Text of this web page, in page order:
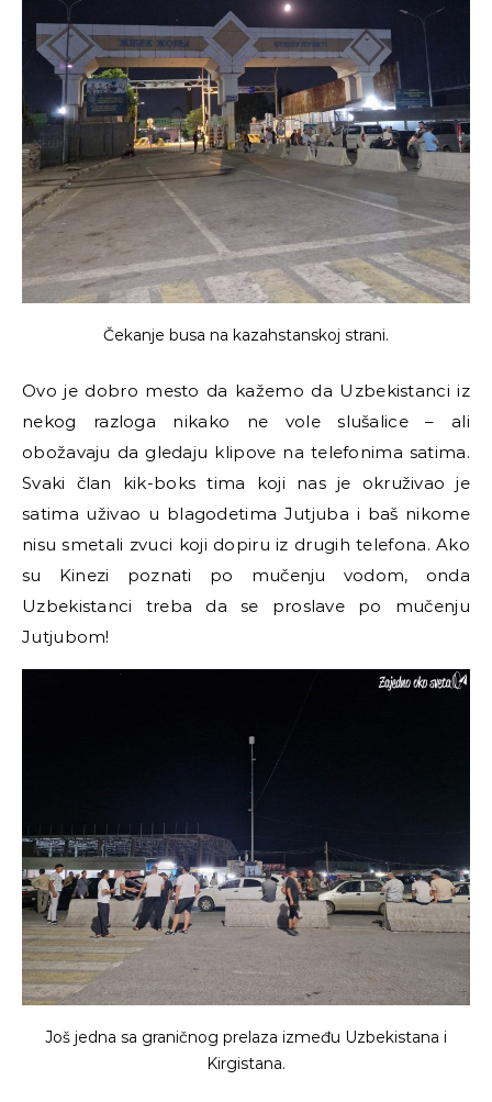
Čekanje busa na kazahstanskoj strani.
Ovo je dobro mesto da kažemo da Uzbekistanci iz
nekog razloga nikako ne vole slušalice – ali
obožavaju da gledaju klipove na telefonima satima.
Svaki član kik-boks tima koji nas je okruživao je
satima uživao u blagodetima Jutjuba i baš nikome
nisu smetali zvuci koji dopiru iz drugih telefona. Ako
su Kinezi poznati po mučenju vodom, onda
Uzbekistanci treba da se proslave po mučenju
Jutjubom!
Još jedna sa graničnog prelaza između Uzbekistana i
Kirgistana.